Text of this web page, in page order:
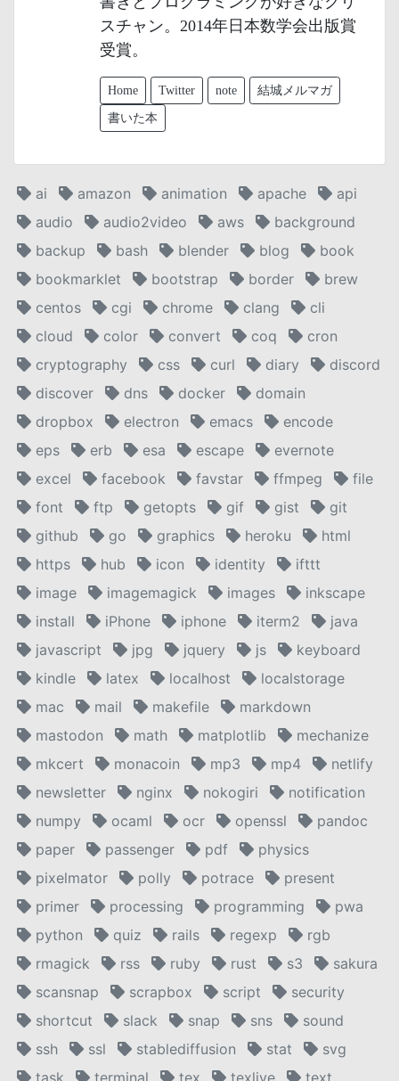
スチャン。2014年日本数学会出版賞
受賞。
Home Twitter note 結城メルマガ
書いた本
ai amazon animation apache
api
audio
audio2video aws
background
backup
bash blender blog
book
bookmarklet
bootstrap border
brew
centos
cgi chrome clang
cli
cloud
color convert coq
cron
cryptography
css curl diary
discord
discover
dns docker
domain
dropbox
electron emacs
encode
eps
erb esa escape
evernote
excel
facebook favstar ffmpeg
file
font
ftp getopts gif gist
git
github
go graphics heroku
html
https
hub icon identity
ifttt
image
imagemagick images
inkscape
install
iPhone iphone iterm2
java
javascript
jpg jquery js
keyboard
kindle
latex localhost
localstorage
mac
mail makefile
markdown
mastodon
math matplotlib
mechanize
mkcert
monacoin mp3 mp4
netlify
newsletter
nginx nokogiri
notification
numpy
ocaml ocr openssl
pandoc
paper
passenger pdf
physics
pixelmator
polly potrace
present
primer
processing programming
pwa
python
quiz rails regexp
rgb
rmagick
rss ruby rust s3
sakura
scansnap
scrapbox script
security
shortcut
slack snap sns
sound
ssh
ssl stablediffusion stat
svg